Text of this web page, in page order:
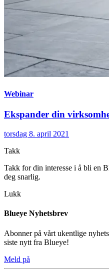
Webinar
Ekspander din
torsdag 8. april 2021
Takk
Takk for din interesse i å bli en
deg snarlig.
Lukk
Blueye Nyhetsbrev
Abonner på vårt ukentlige
siste nytt fra Blueye!
Meld på